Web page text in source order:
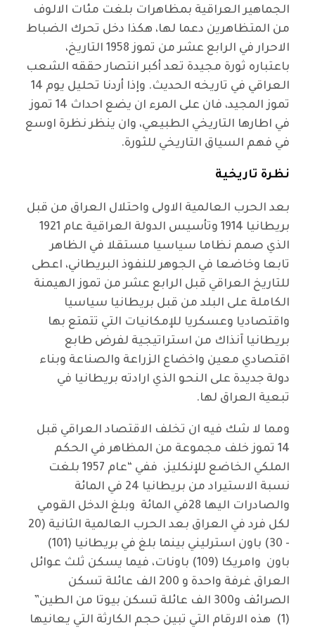
الجماهير العراقية بمظاهرات بلغت مئات الالوف
من المتظاهرين دعما لها، هكذا دخل تحرك الضباط
الاحرار في الرابع عشر من تموز 1958 التاريخ،
باعتباره ثورة مجيدة تعد أكبر انتصار حققه الشعب
العراقي في تاريخه الحديث. وإذا أردنا تحليل يوم 14
تموز المجيد، فان على المرء ان يضع احداث 14 تموز
في اطارها التاريخي الطبيعي، وان ينظر نظرة اوسع
في فهم السياق التاريخي للثورة.
نظرة تاريخية
بعد الحرب العالمية الاولى واحتلال العراق من قبل
بريطانيا 1914 وتأسيس الدولة العراقية عام 1921
الذي صمم نظاما سياسيا مستقلا في الظاهر
تابعا وخاضعا في الجوهر للنفوذ البريطاني، اعطى
للتاريخ العراقي قبل الرابع عشر من تموز الهيمنة
الكاملة على البلد من قبل بريطانيا سياسيا
واقتصاديا وعسكريا للإمكانيات التي تتمتع بها
بريطانيا آنذاك من استراتيجية لفرض طابع
اقتصادي معين واخضاع الزراعة والصناعة وبناء
دولة جديدة على النحو الذي ارادته بريطانيا في
تبعية العراق لها.
ومما لا شك فيه ان تخلف الاقتصاد العراقي قبل
14 تموز خلف مجموعة من المظاهر في الحكم
الملكي الخاضع للإنكليز، ففي “عام 1957 بلغت
نسبة الاستيراد من بريطانيا 24 في المائة
والصادرات اليها 28في المائة وبلغ الدخل القومي
لكل فرد في العراق بعد الحرب العالمية الثانية (20
- 30) باون استرليني بينما بلغ في بريطانيا (101)
باون وامريكا (109) باونات، فيما يسكن ثلث عوائل
العراق غرفة واحدة و 200 الف عائلة تسكن
الصرائف و300 الف عائلة تسكن بيوتا من الطين”
(1) هذه الارقام التي تبين حجم الكارثة التي يعانيها